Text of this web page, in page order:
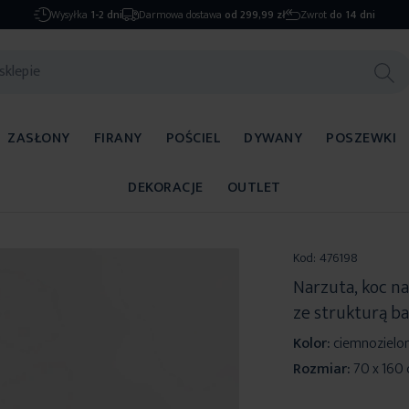
Wysyłka 1-2 dni Darmowa dostawa od 299,99 zł Zwrot do 14 dni
ZASŁONY FIRANY POŚCIEL DYWANY
POSZEWKI
DEKORACJE
OUTLET
Kod: 476198
Narzuta, koc
ze strukturą
Kolor:
Rozmiar:70 x 160